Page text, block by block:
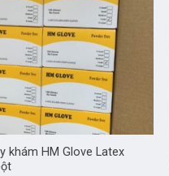
khám HM Glove Latex